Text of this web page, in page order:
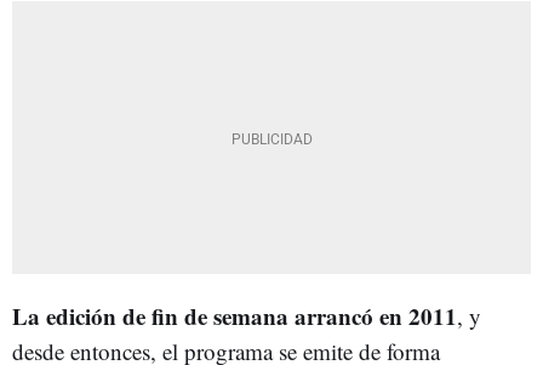
La edición de fin de semana arrancó en 2011, y
desde entonces, el programa se emite de forma